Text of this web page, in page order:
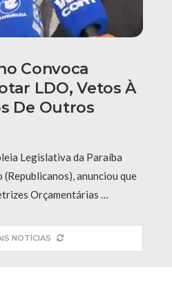
Convoca
LDO, Vetos À
De Outros
Legislativa da Paraíba
anunciou que
Orçamentárias …
NOTÍCIAS